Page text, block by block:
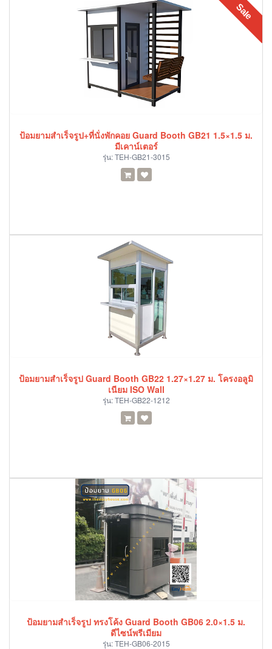
Sale
ป้อมยามสำเร็จรูป+ที่นั่งพักคอย Guard Booth GB21 1.5×1.5 ม.
มีเคาน์เตอร์
รุ่น:TEH-GB21-3015
ป้อมยามสำเร็จรูป Guard Booth GB22 1.27×1.27 ม. โครงอลูมิ
เนียม ISO Wall
รุ่น:TEH-GB22-1212
ป้อมยามสำเร็จรูป ทรงโค้ง Guard Booth GB06 2.0×1.5 ม.
ดีไซน์พรีเมียม
รุ่น:TEH-GB06-2015